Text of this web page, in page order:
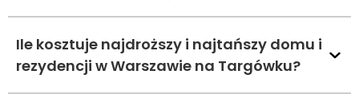
Ile kosztuje najdroższy i najtańszy domu i
rezydencji w Warszawie na Targówku?